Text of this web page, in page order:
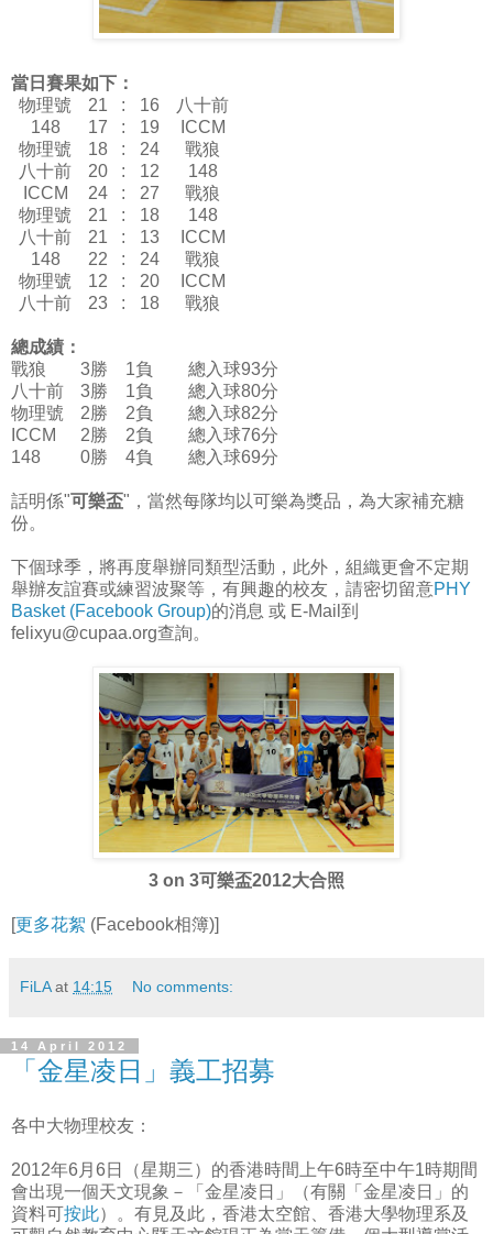
當日賽果如下：
物理號
21 : 16
八十前
148
17 : 19
ICCM
物理號
18 : 24
戰狼
八十前
20 : 12
148
ICCM
24 : 27
戰狼
物理號
21 : 18
148
八十前
21 : 13
ICCM
148
22 : 24
戰狼
物理號
12 : 20
ICCM
八十前
23 : 18 戰狼
總成績：
戰狼
3勝 1負
總入球93分
八十前
3勝 1負
總入球80分
物理號
2勝 2負
總入球82分
ICCM
2勝 2負
總入球76分
148
0勝 4負 總入球69分
話明係"可樂盃"，當然每隊均以可樂為獎品，為大家補充糖
份。
下個球季，將再度舉辦同類型活動，此外，組織更會不定期
舉辦友誼賽或練習波聚等，有興趣的校友，請密切留意PHY
Basket (Facebook Group)的消息 或 E-Mail到
felixyu@cupaa.org查詢。
3 on 3可樂盃2012大合照
[更多花絮 (Facebook相簿)]
FiLA at 14:15 No comments:
14 April 2012
「金星凌日」義工招募
各中大物理校友：
2012年6月6日（星期三）的香港時間上午6時至中午1時期間
會出現一個天文現象－「金星凌日」（有關「金星凌日」的
資料可按此）。有見及此，香港太空館、香港大學物理系及